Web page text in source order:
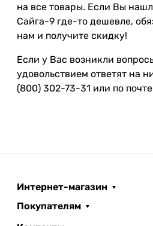
на все товары. Если Вы
Сайга-9 где-то дешевле,
нам и получите скидку!
Если у Вас возникли
удовольствием ответят на
(800) 302-73-31 или по
Интернет-магазин
Покупателям